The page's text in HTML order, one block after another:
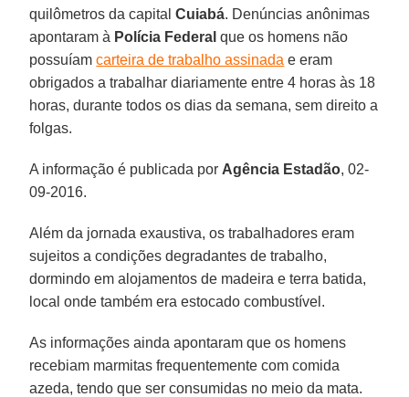
quilômetros da capitalCuiabá. Denúncias anônimas
apontaram à Polícia Federal que os homens não
possuíamcarteira de trabalho assinada e eram
obrigados a trabalhar diariamente entre 4 horas às 18
horas, durante todos os dias da semana, sem direito a
folgas.
A informação é publicada por Agência Estadão, 02-
09-2016.
Além da jornada exaustiva, os trabalhadores eram
sujeitos a condições degradantes de trabalho,
dormindo em alojamentos de madeira e terra batida,
local onde também era estocado combustível.
As informações ainda apontaram que os homens
recebiam marmitas frequentemente com comida
azeda, tendo que ser consumidas no meio da mata.